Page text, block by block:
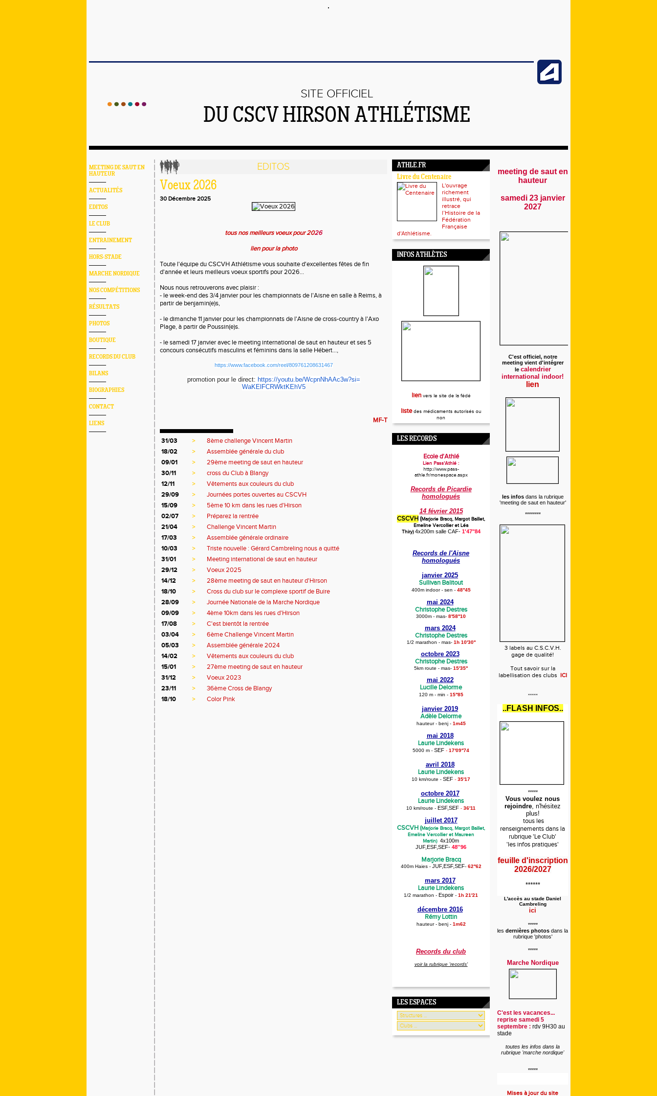
SITE OFFICIEL
DU CSCV HIRSON ATHLÉTISME
MEETING DE SAUT EN
HAUTEUR
ACTUALITÉS
EDITOS
LE CLUB
ENTRAINEMENT
HORS-STADE
MARCHE NORDIQUE
NOS COMPÉTITIONS
RÉSULTATS
PHOTOS
BOUTIQUE
RECORDS DU CLUB
BILANS
BIOGRAPHIES
CONTACT
LIENS
EDITOS
Voeux 2026
30 Décembre 2025
tous nos meilleurs voeux pour 2026
lien pour la photo
Toute l'équipe du CSCVH Athlétisme vous souhaite d'excellentes fêtes de fin
d'année et leurs meilleurs voeux sportifs pour 2026...
Nous nous retrouverons avec plaisir :
- le week-end des 3/4 janvier pour les championnats de l'Aisne en salle à Reims, à
partir de benjamin(e)s,
- le dimanche 11 janvier pour les championnats de l'Aisne de cross-country à l'Axo
Plage, à partir de Poussin(e)s.
- le samedi 17 janvier avec le meeting international de saut en hauteur et ses 5
concours consécutifs masculins et féminins dans la salle Hébert...,
https://www.facebook.com/reel/809761208631467
promotion pour le direct: https://youtu.be/WcpnNhAAc3w?si=
WaKElFCRWktKEhV5
MF-T
31/03 >
8ème challenge Vincent Martin
18/02
>
Assemblée générale du club
09/01
>
29ème meeting de saut en hauteur
30/11
>
cross du Club à Blangy
12/11
>
Vêtements aux couleurs du club
29/09
>
Journées portes ouvertes au CSCVH
15/09
>
5ème 10 km dans les rues d'Hirson
02/07
>
Préparez la rentrée
21/04
>
Challenge Vincent Martin
17/03
>
Assemblée générale ordinaire
10/03
>
Triste nouvelle : Gérard Cambreling nous a quitté
31/01
>
Meeting international de saut en hauteur
29/12
>
Voeux 2025
14/12
>
28ème meeting de saut en hauteur d'Hirson
18/10
>
Cross du club sur le complexe sportif de Buire
28/09
>
Journée Nationale de la Marche Nordique
09/09
>
4ème 10km dans les rues d'Hirson
17/08
>
C'est bientôt la rentrée
03/04
>
6ème Challenge Vincent Martin
05/03
>
Assemblée générale 2024
14/02
>
Vêtements aux couleurs du club
15/01
>
27ème meeting de saut en hauteur
31/12
>
Voeux 2023
23/11
>
36ème Cross de Blangy
18/10
> Color Pink
ATHLE.FR
Livre du Centenaire
L'ouvrage
richement
illustré, qui
retrace
l’Histoire de la
Fédération
Française
d'Athlétisme.
INFOS ATHLÈTES
lien vers le site de la fédé
liste des médicaments autorisés ou
non
LES RECORDS
Ecole d'Athlé
Lien Pass'Athlé :
http://www.pass-
athle.fr/monespace.aspx
Records de Picardie
homologués
14 février 2015
CSCVH(Marjorie Bracq, Margot Baillet,
Emeline Vercollier et Léa
Thiry) 4x200m salle CAF- 1'47"84
Records de l'Aisne
homologués
janvier 2025
Sullivan Balitout
400m indoor - sen - 48''45
mai 2024
Christophe Destres
3000m - mas- 8'58''10
mars 2024
Christophe Destres
1/2 marathon - mas- 1h 10'30''
octobre 2023
Christophe Destres
5km route - mas- 15'35''
mai 2022
Lucille Delorme
120 m - min - 15''85
janvier 2019
Adèle Delorme
hauteur - benj - 1m45
mai 2018
Laurie Lindekens
5000 m - SEF - 17'09''74
avril 2018
Laurie Lindekens
10 km/route - SEF - 35'17
octobre 2017
Laurie Lindekens
10 km/route - ESF,SEF - 36'11
juillet 2017
CSCVH (Marjorie Bracq, Margot Baillet,
Emeline Vercollier et Maureen
Martin) 4x100m
JUF,ESF,SEF- 48''96
Marjorie Bracq
400m Haies - JUF,ESF,SEF- 62''62
mars 2017
Laurie Lindekens
1/2 marathon - Espoir - 1h 21'21
décembre 2016
Rémy Lottin
hauteur - benj - 1m62
Records du club
voir la rubrique 'records'
LES ESPACES
meeting de saut en
hauteur
samedi 23 janvier
2027
C'est officiel, notre
meeting vient d'intégrer
le calendrier
international indoor!
lien
les infosdans la rubrique
'meeting de saut en hauteur'
********
3 labels au C.S.C.V.H.
gage de qualité!
Tout savoir sur la
labellisation des clubs ICI
*****
..FLASH INFOS..
*****
Vous voulez nous
rejoindre, n'hésitez
plus!
tous les
renseignementsdans la
rubrique 'Le Club'
'les infos pratiques'
feuille d'inscription
2026/2027
******
L'accès au stade Daniel
Cambreling
ici
*****
les dernières photos dans la
rubrique 'photos'
*****
Marche Nordique
C'est les vacances...
reprise samedi 5
septembre : rdv 9H30 au
stade
toutes les infos dans la
rubrique 'marche nordique'
*****
Mises à jour du site